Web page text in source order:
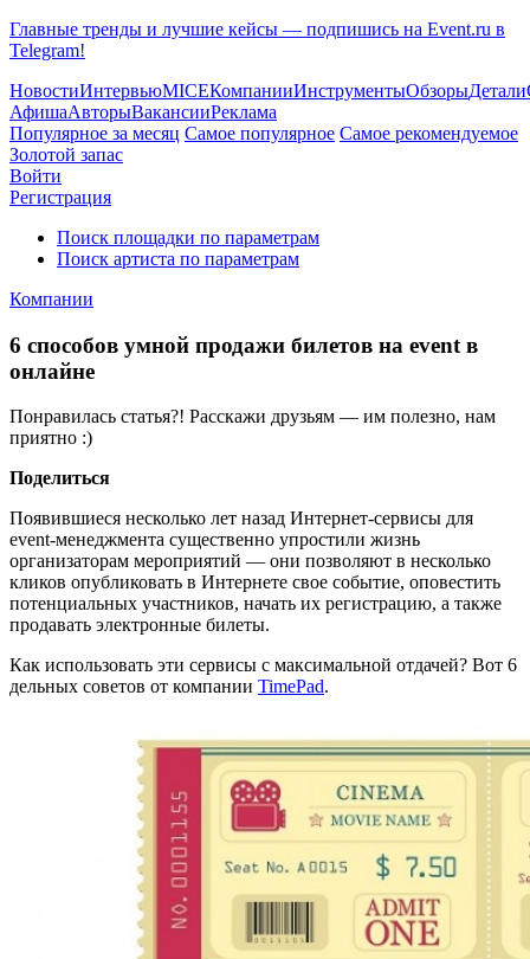
Главные тренды и лучшие кейсы — подпишись на Event.ru в
Telegram!
НовостиИнтервьюMICEКомпанииИнструментыОбзорыДетали
АфишаАвторыВакансииРеклама
Популярное за месяц Самое популярное Самое рекомендуемое
Золотой запас
Войти
Регистрация
Поиск площадки по параметрам
Поиск артиста по параметрам
Компании
6 способов умной продажи билетов на event в
онлайне
Понравилась статья?! Расскажи друзьям — им полезно, нам
приятно :)
Поделиться
Появившиеся несколько лет назад Интернет-сервисы для
event-менеджмента существенно упростили жизнь
организаторам мероприятий — они позволяют в несколько
кликов опубликовать в Интернете свое событие, оповестить
потенциальных участников, начать их регистрацию, а также
продавать электронные билеты.
Как использовать эти сервисы с максимальной отдачей? Вот 6
дельных советов от компании TimePad.